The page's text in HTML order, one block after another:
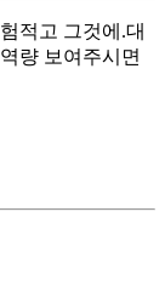
적고 그것에.대
량 보여주시면